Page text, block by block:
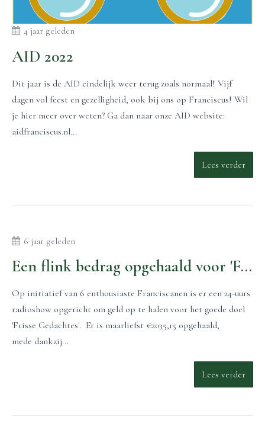
4 jaar geleden
AID 2022
Dit jaar is de AID eindelijk weer terug zoals normaal! Vijf
dagen vol feest en gezelligheid, ook bij ons op Franciscus! Wil
je hier meer over weten? Ga dan naar onze AID website:
aidfranciscus.nl...
Lees verder
6 jaar geleden
Een flink bedrag opgehaald voor 'Frisse Gedachtes'!
Op initiatief van 6 enthousiaste Franciscanen is er een 24-uurs
radioshow opgericht om geld op te halen voor het goede doel
'Frisse Gedachtes'. Er is maarliefst €2035,15 opgehaald,
mede dankzij...
Lees verder